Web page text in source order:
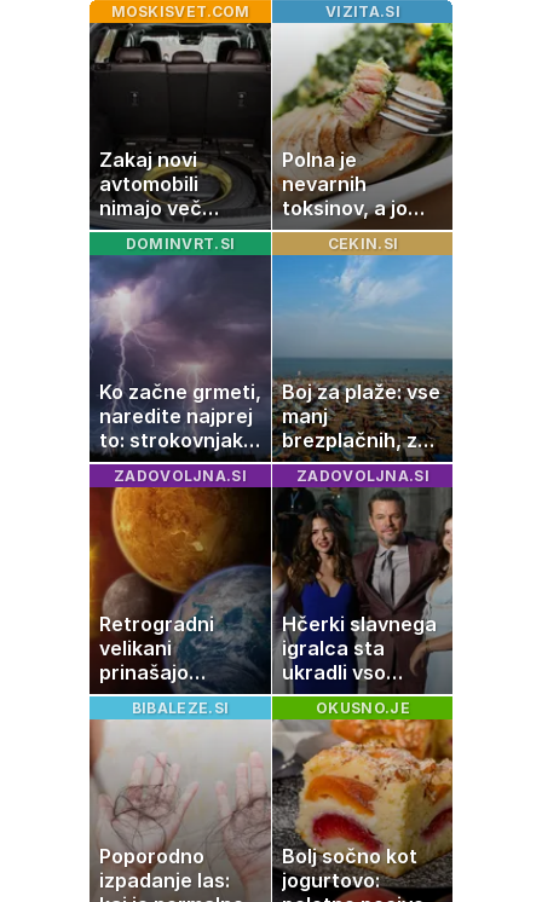
MOSKISVET.COM
Zakaj novi
avtomobili
nimajo več
rezervne gume?
VIZITA.SI
Polna je
nevarnih
toksinov, a jo
imamo vsi radi:
to je najbolj
nezdrava riba, ki
jo mnogi redno
DOMINVRT.SI
Ko začne grmeti,
naredite najprej
to: strokovnjaki
opozarjajo na
pogosto napako
CEKIN.SI
Boj za plaže: vse
manj
brezplačnih, za
ležalnik in
senčnik tudi več
kot 40 evrov
ZADOVOLJNA.SI
Retrogradni
velikani
prinašajo
pomembne
premike – kaj
pomeni, da so
Saturn, Neptun
in Pluton hkrati
retrogradni?
ZADOVOLJNA.SI
Hčerki slavnega
igralca sta
ukradli vso
pozornost
BIBALEZE.SI
Poporodno
izpadanje las:
OKUSNO.JE
Bolj sočno kot
jogurtovo: